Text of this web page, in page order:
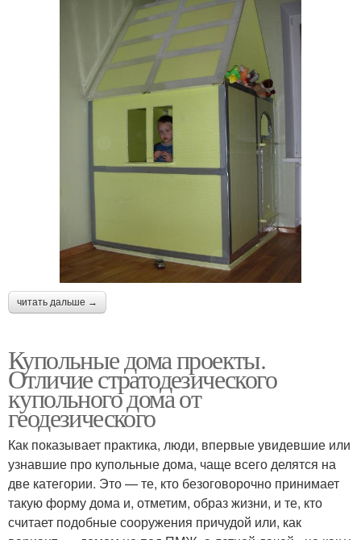
читать дальше →
Купольные дома проекты.
Отличие стратодезического
купольного дома от
геодезического
Как показывает практика, люди, впервые увидевшие или
узнавшие про купольные дома, чаще всего делятся на
две категории. Это — те, кто безоговорочно принимает
такую форму дома и, отметим, образ жизни, и те, кто
считает подобные сооружения причудой или, как